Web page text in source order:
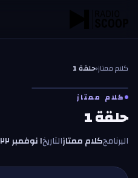
كلام ممتاز‹حلقة 1
كلام ممتاز
حلقة 1
البرنامجكلام ممتازالتاريخ١ نوفمبر ٢٠٢٢